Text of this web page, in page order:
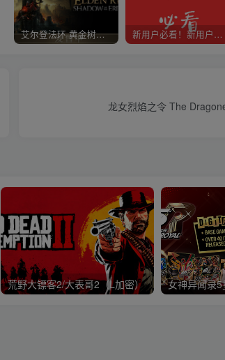
艾尔登法环 黄金树幽影 新用户必看！新用户必看！新用户必看！！！
龙女烈焰之令 The
荒野大镖客2/大表哥2（L加密） 女神异闻录